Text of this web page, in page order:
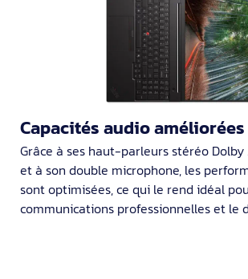
Capacités audio améliorées
Grâce à ses haut-parleurs stéréo
et à son double microphone, les
sont optimisées, ce qui le rend idéal
communications professionnelles et le